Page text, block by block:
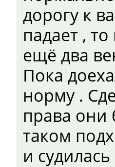
дорогу к
падает ,
ещё два
Пока
норму .
права они
таком
и